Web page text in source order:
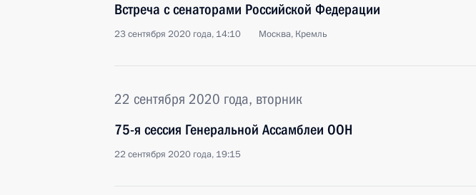
Встреча с сенаторами Российской Федерации
23 сентября 2020 года, 14:10 Москва, Кремль
22 сентября 2020 года, вторник
75-я сессия Генеральной Ассамблеи ООН
22 сентября 2020 года, 19:15